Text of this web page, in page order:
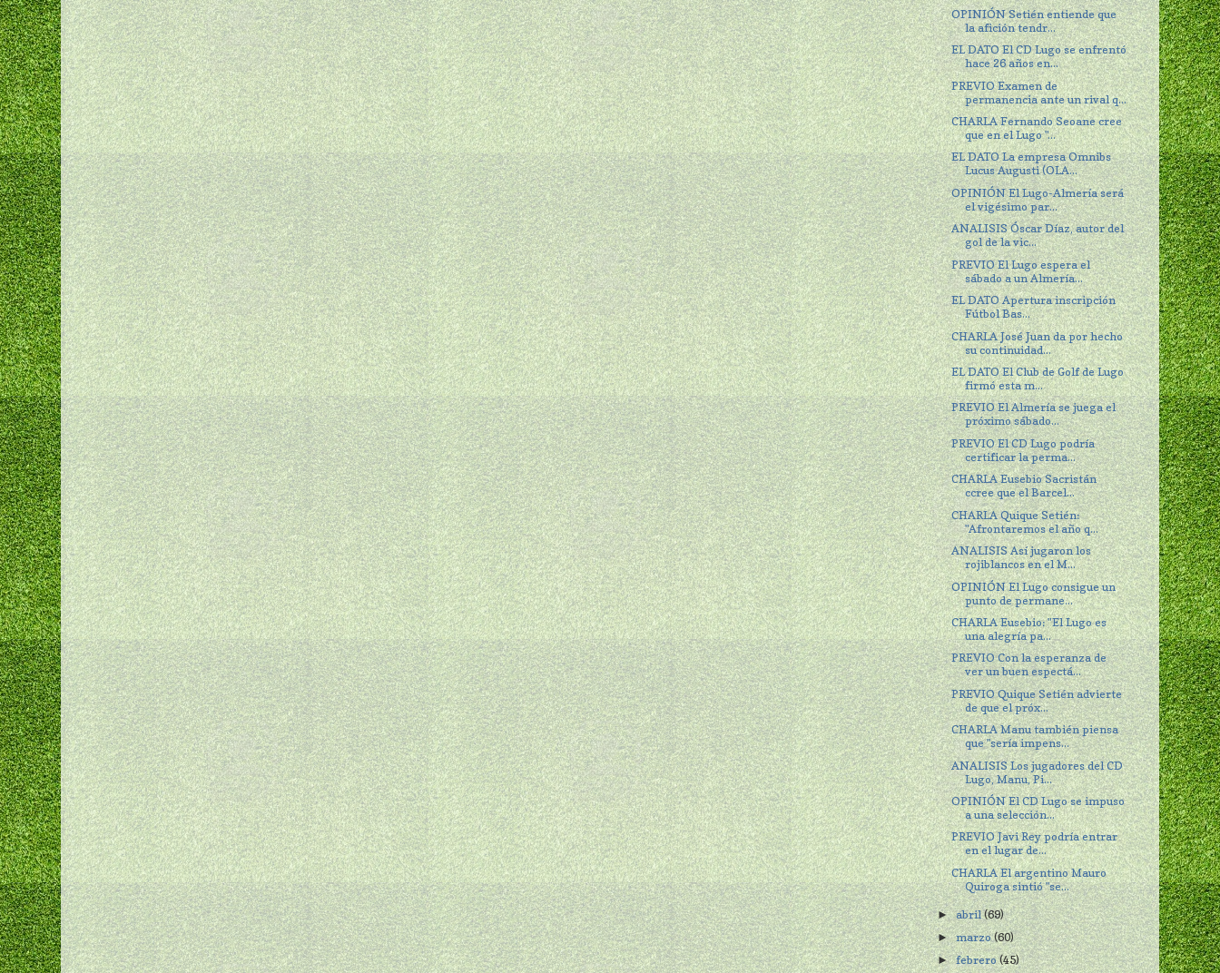
OPINIÓN Setién entiende que
la afición tendr...
EL DATO El CD Lugo se enfrentó
hace 26 años en...
PREVIO Examen de
permanencia ante un rival q...
CHARLA Fernando Seoane cree
que en el Lugo "...
EL DATO La empresa Omnibs
Lucus Augusti (OLA...
OPINIÓN El Lugo-Almería será
el vigésimo par...
ANALISIS Óscar Díaz, autor del
gol de la vic...
PREVIO El Lugo espera el
sábado a un Almería...
EL DATO Apertura inscripción
Fútbol Bas...
CHARLA José Juan da por hecho
su continuidad...
EL DATO El Club de Golf de Lugo
firmó esta m...
PREVIO El Almería se juega el
próximo sábado...
PREVIO El CD Lugo podría
certificar la perma...
CHARLA Eusebio Sacristán
ccree que el Barcel...
CHARLA Quique Setién:
"Afrontaremos el año q...
ANALISIS Así jugaron los
rojiblancos en el M...
OPINIÓN El Lugo consigue un
punto de permane...
CHARLA Eusebio: "El Lugo es
una alegría pa...
PREVIO Con la esperanza de
ver un buen espectá...
PREVIO Quique Setién advierte
de que el próx...
CHARLA Manu también piensa
que "sería impens...
ANALISIS Los jugadores del CD
Lugo, Manu, Pi...
OPINIÓN El CD Lugo se impuso
a una selección...
PREVIO Javi Rey podría entrar
en el lugar de...
CHARLA El argentino Mauro
Quiroga sintió "se...
►abril(69)
►marzo(60)
►febrero(45)